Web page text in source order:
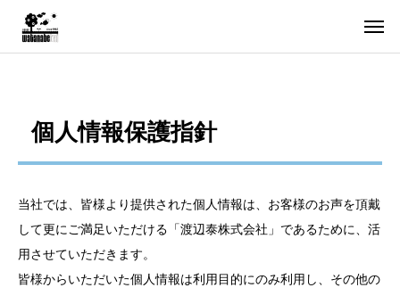
個人情報保護指針
当社では、皆様より提供された個人情報は、お客様のお声を頂戴
して更にご満足いただける「渡辺泰株式会社」であるために、活
用させていただきます。
皆様からいただいた個人情報は利用目的にのみ利用し、その他の